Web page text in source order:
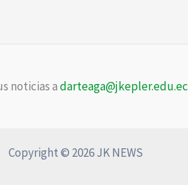
noticias adarteaga@jkepler.edu.ec
Copyright © 2026 JK NEWS